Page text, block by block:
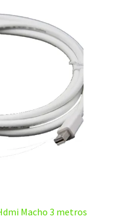
Macho 3 metros